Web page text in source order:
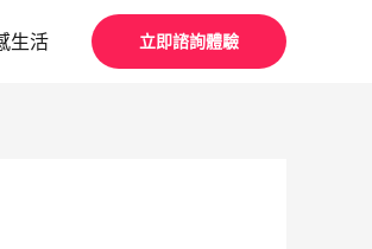
生活 立即諮詢體驗